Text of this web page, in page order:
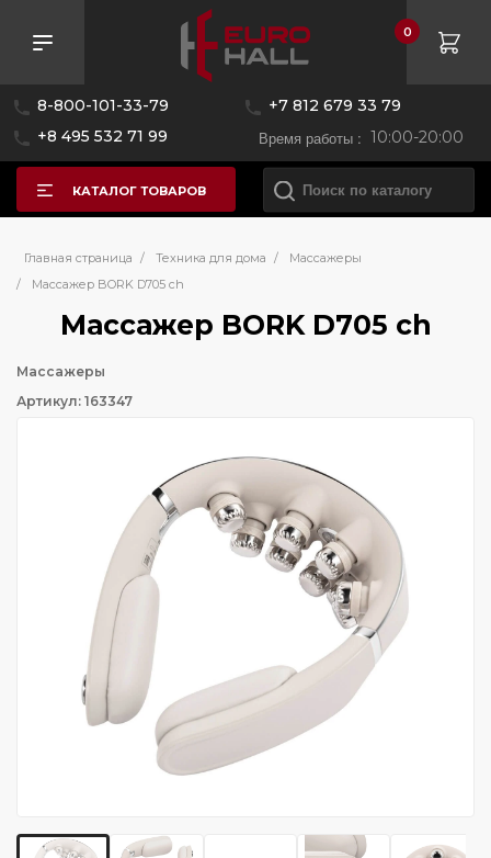
8-800-101-33-79
+7 812 679 33 79
+8 495 532 71 99
Время работы : 10:00-20:00
0
КАТАЛОГ ТОВАРОВ
Главная страница / Техника для дома /
Массажеры
/
Массажер BORK D705 ch
Массажер BORK D705 ch
Массажеры
Артикул: 163347